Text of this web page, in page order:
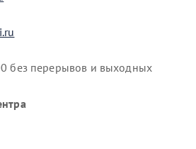
без перерывов и выходных